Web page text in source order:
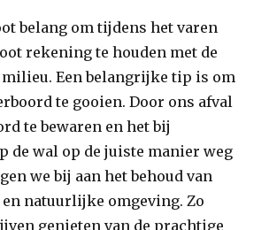
belang om tijdens het varen
rekening te houden met de
Een belangrijke tip is om
te gooien. Door ons afval
te bewaren en het bij
de wal op de juiste manier weg
we bij aan het behoud van
natuurlijke omgeving. Zo
genieten van de prachtige